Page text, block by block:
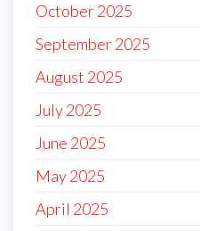
October 2025
September 2025
August 2025
July 2025
June 2025
May 2025
April 2025